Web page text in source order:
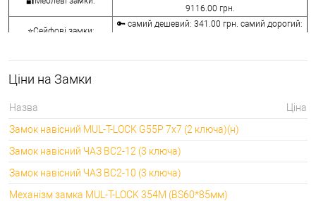
9116.00 грн.
⭐Сейфові замки:
🔑 самий дешевий: 341.00 грн. самий дорогий:
🔐Кодові замки:
⭐Протипожежна
🔐Замки для ролетів:
🔑 самий дешевий: 600.00 грн. самий дорогий:
660.00 грн.
Ціни на Замки
Назва
Ціна
Замок навісний MUL-T-LOCK G55P 7x7 (2 ключа)(н)
Замок навісний ЧАЗ ВС2-12 (3 ключа)
Замок навісний ЧАЗ ВС2-10 (3 ключа)
Механізм замка MUL-T-LOCK 354M (BS60*85мм)